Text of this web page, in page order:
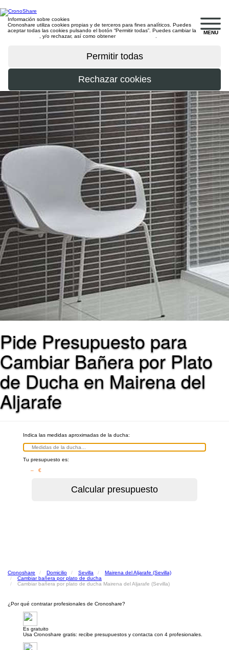
MENU
Información sobre cookies
Cronoshare utiliza cookies propias y de terceros para fines analíticos. Puedes
aceptar todas las cookies pulsando el botón “Permitir todas”. Puedes cambiar la
, y/o rechazar, así como obtener
Pide Presupuesto para
Cambiar Bañera por Plato
de Ducha en Mairena del
Aljarafe
Indica las medidas aproximadas de la ducha:
Tu presupuesto es:
– €
Cronoshare Domicilio Sevilla
Mairena del Aljarafe (Sevilla)
Cambiar bañera por plato de ducha
Cambiar bañera por plato de ducha Mairena del Aljarafe (Sevilla)
¿Por qué contratar profesionales de Cronoshare?
Es gratuito
Usa Cronoshare gratis: recibe presupuestos y contacta con 4 profesionales.